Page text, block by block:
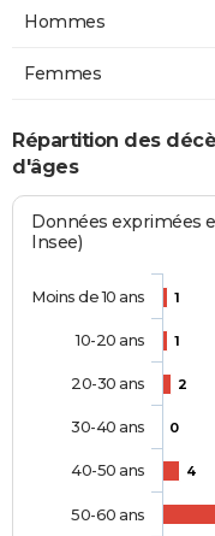
Hommes
Femmes
Répartition des
d'âges
Données exprimées
Insee)
1
1
2
0
4
Moins de 10 ans
10-20 ans
20-30 ans
30-40 ans
40-50 ans
50-60 ans